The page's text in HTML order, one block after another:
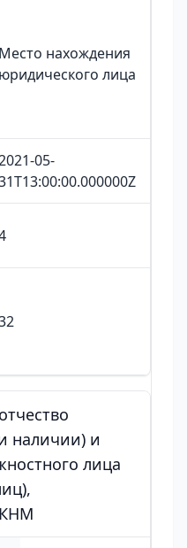
Место нахождения
юридического лица
05-
наличии) и
лица